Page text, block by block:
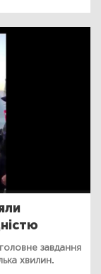
завдання
хвилин.